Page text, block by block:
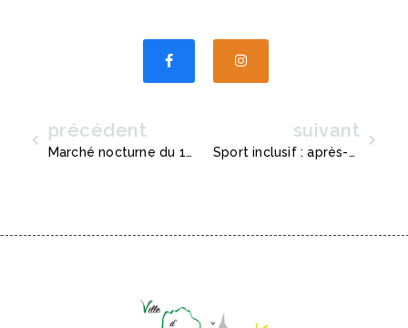
Précédent
précédent
Marché nocturne du 13 juillet
suivant
Sport inclusif : après-midi de démonstration et d’initiation à la boccia